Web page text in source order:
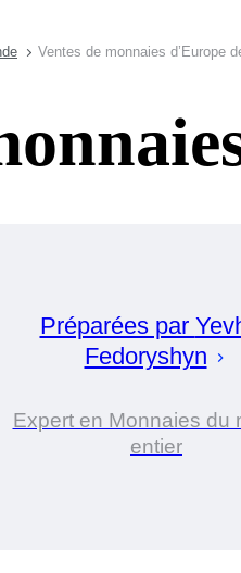
Ventes de monnaies d’Europe
Préparées par
Fedoryshyn
Expert en Monnaies du
entier